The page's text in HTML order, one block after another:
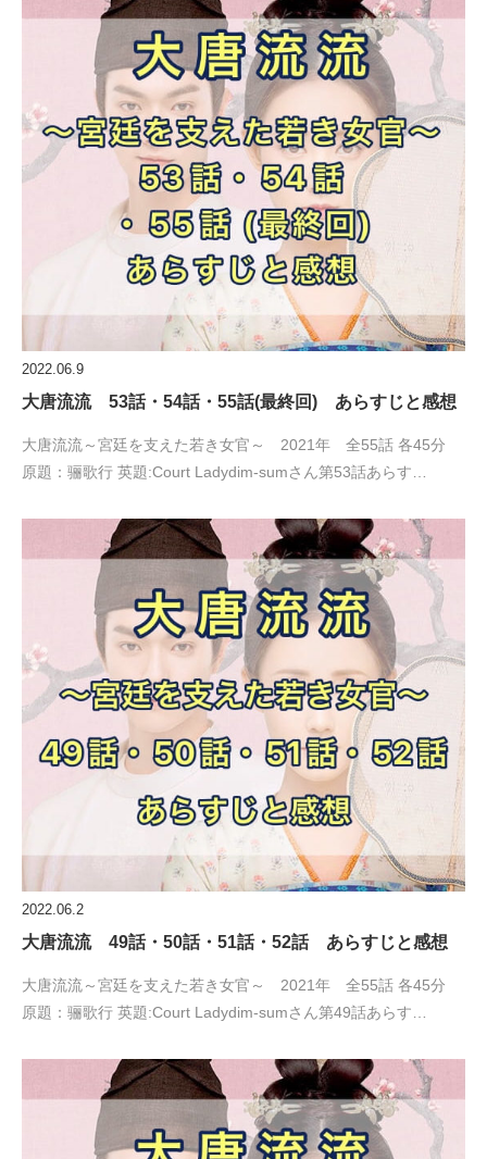
2022.06.9
大唐流流 53話・54話・55話(最終回) あらすじと感想
大唐流流～宮廷を支えた若き女官～ 2021年 全55話 各45分
原題：骊歌行 英題:Court Ladydim-sumさん第53話あらす…
2022.06.2
大唐流流 49話・50話・51話・52話 あらすじと感想
大唐流流～宮廷を支えた若き女官～ 2021年 全55話 各45分
原題：骊歌行 英題:Court Ladydim-sumさん第49話あらす…